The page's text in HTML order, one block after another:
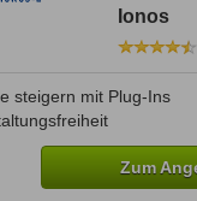
Ionos
steigern mit Plug-Ins
Zum